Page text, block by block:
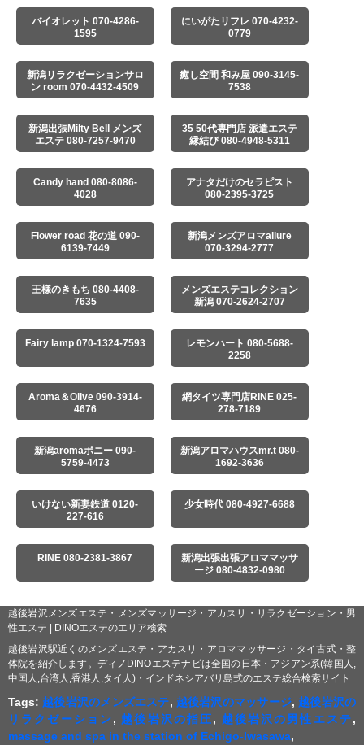
バイオレット 070-4286-
1595
にいがたリフレ 070-4232-
0779
新潟リラクゼーションサロ
ン room 070-4432-4509
癒し空間 和み屋 090-3145-
7538
新潟出張Milty Bell メンズ
エステ 080-7257-9470
35 50代専門店 派遣エステ
縁結び 080-4948-5311
Candy hand 080-8086-
4028
アナタだけのセラピスト
080-2395-3725
Flower road 花の道 090-
6139-7449
新潟メンズアロマallure
070-3294-2777
王様のきもち 080-4408-
7635
メンズエステコレクション
新潟 070-2624-2707
Fairy lamp 070-1324-7593
レモンハート 080-5688-
2258
Aroma＆Olive 090-3914-
4676
網タイツ専門店RINE 025-
278-7189
新潟aromaポニー 090-
5759-4473
新潟アロマハウスmr.t 080-
1692-3636
いけない新妻鉄道 0120-
227-616
少女時代 080-4927-6688
RINE 080-2381-3867
新潟出張出張アロママッサ
ージ 080-4832-0980
越後岩沢メンズエステ・メンズマッサージ・アカスリ・リラクゼーション・男
性エステ | DINOエステのエリア検索
越後岩沢駅近くのメンズエステ・アカスリ・アロママッサージ・タイ古式・整
体院を紹介します。ディノDINOエステナビは全国の日本・アジアン系(韓国人,
中国人,台湾人,香港人,タイ人)・インドネシアバリ島式のエステ総合検索サイト
Tags: 越後岩沢のメンズエステ, 越後岩沢のマッサージ, 越後岩沢の
リラクゼーション, 越後岩沢の指圧, 越後岩沢の男性エステ,
massage and spa in the station of Echigo-Iwasawa,